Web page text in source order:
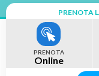
PRENOTA
PRENOTA
Online